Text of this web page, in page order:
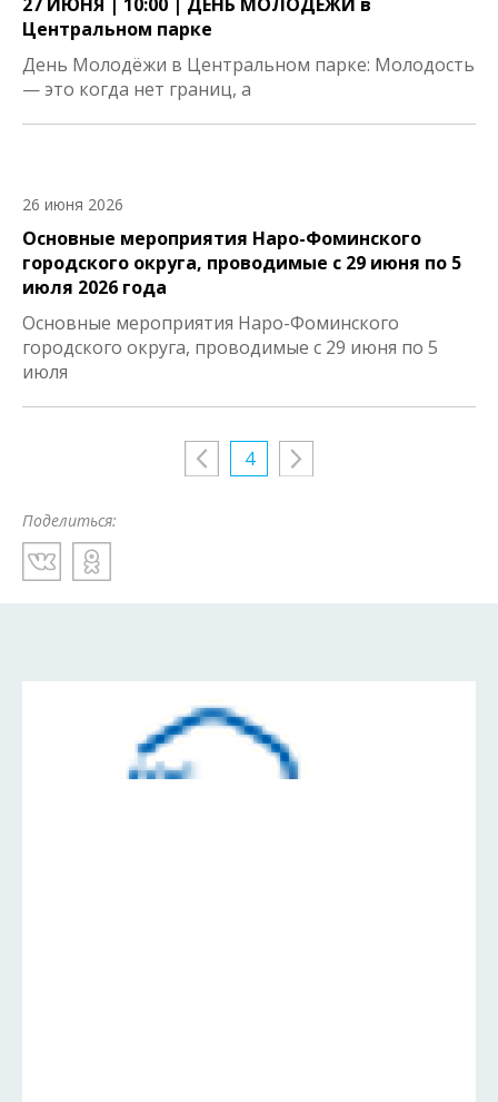
Центральном парке
День Молодёжи в Центральном парке: Молодость
— это когда нет границ, а
26 июня 2026
Основные мероприятия Наро-Фоминского
городского округа, проводимые с 29 июня по 5
июля 2026 года
Основные мероприятия Наро-Фоминского
городского округа, проводимые с 29 июня по 5
июля
4
Поделиться: